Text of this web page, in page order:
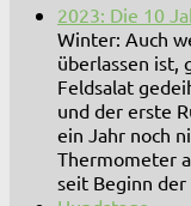
2023: Die 10
Winter: Auch
überlassen ist,
Feldsalat
und der erste
ein Jahr noch
Thermometer
seit Beginn